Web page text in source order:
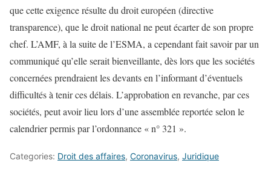
que cette exigence résulte du droit européen (directive
transparence), que le droit national ne peut écarter de son propre
chef. L’AMF, à la suite de l’ESMA, a cependant fait savoir par un
communiqué qu’elle serait bienveillante, dès lors que les sociétés
concernées prendraient les devants en l’informant d’éventuels
difficultés à tenir ces délais. L’approbation en revanche, par ces
sociétés, peut avoir lieu lors d’une assemblée reportée selon le
calendrier permis par l’ordonnance « n° 321 ».
Categories: Droit des affaires, Coronavirus, Juridique